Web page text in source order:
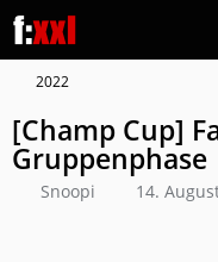
2022
[Champ Cup]
Gruppenphase
Snoopi 14.